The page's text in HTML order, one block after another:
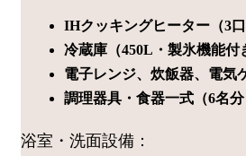
IHクッキングヒーター（3口
冷蔵庫（450L・製氷機能付
電子レンジ、炊飯器、電気
調理器具・食器一式（6名分
浴室・洗面設備：